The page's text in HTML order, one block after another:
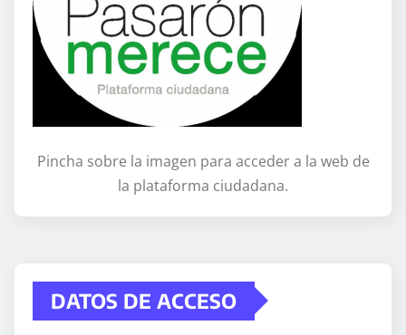
Pincha sobre la imagen para acceder a la web de
la plataforma ciudadana.
DATOS DE ACCESO